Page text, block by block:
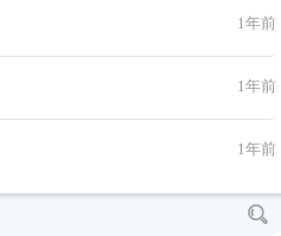
1年前
1年前
1年前